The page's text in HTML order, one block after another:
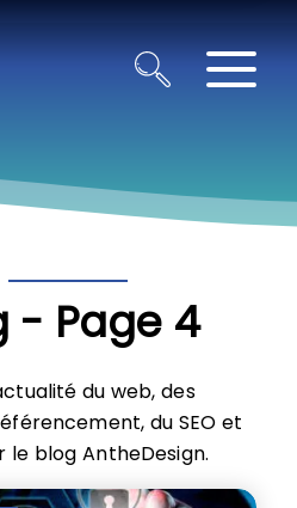
- Page 4
du web, des
du SEO et
blog AntheDesign.
cookies